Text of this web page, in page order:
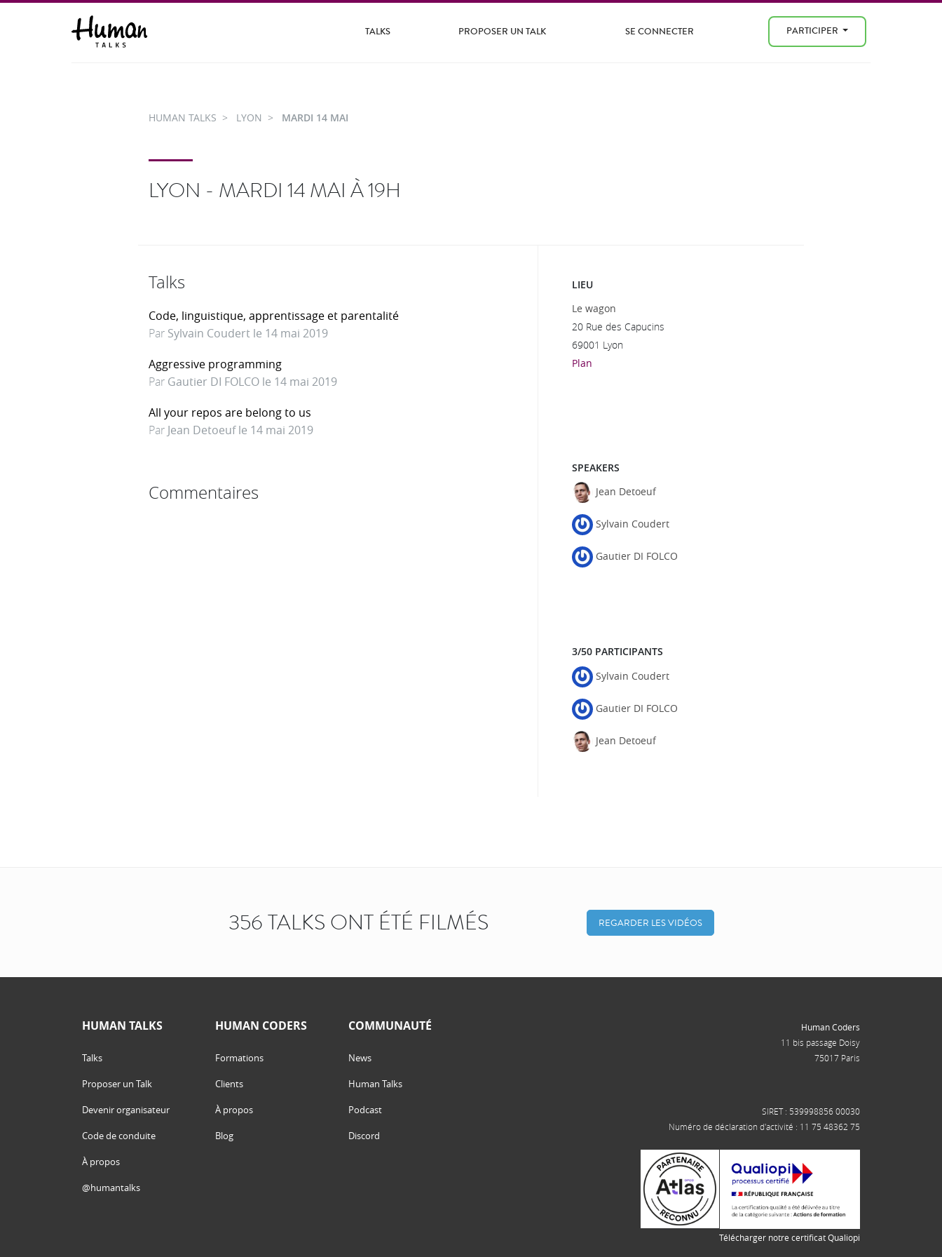
TALKS PROPOSER UN TALK SE CONNECTER PARTICIPER
HUMAN TALKS LYON MARDI 14 MAI
LYON - MARDI 14 MAI À 19H
Talks
Code, linguistique, apprentissage et parentalité
Par Sylvain Coudert le 14 mai 2019
Aggressive programming
Par Gautier DI FOLCO le 14 mai 2019
All your repos are belong to us
Par Jean Detoeuf le 14 mai 2019
Commentaires
LIEU
Le wagon
20 Rue des Capucins
69001 Lyon
Plan
SPEAKERS
Jean Detoeuf
Sylvain Coudert
Gautier DI FOLCO
3/50 PARTICIPANTS
Sylvain Coudert
Gautier DI FOLCO
Jean Detoeuf
356 TALKS ONT ÉTÉ FILMÉS REGARDER LES VIDÉOS
HUMAN TALKS
Talks
Proposer un Talk
Devenir organisateur
Code de conduite
À propos
@humantalks
HUMAN CODERS
Formations
Clients
À propos
Blog
COMMUNAUTÉ
News
Human Talks
Podcast
Discord
Human Coders
11 bis passage Doisy
75017 Paris
SIRET : 539998856 00030
Numéro de déclaration d'activité : 11 75 48362 75
Télécharger notre certificat Qualiopi